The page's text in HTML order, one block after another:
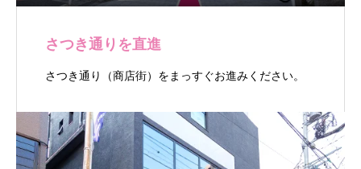
さつき通りを直進
さつき通り（商店街）をまっすぐお進みください。